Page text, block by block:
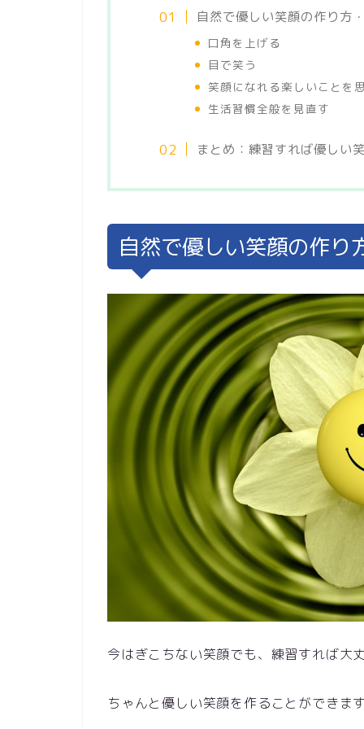
自然で優しい笑顔の作り方
口角を上げる
目で笑う
笑顔になれる楽しいことを
生活習慣全般を見直す
まとめ：練習すれば優しい
自然で優しい笑顔の作り
今はぎこちない笑顔でも、練習すれば大
ちゃんと優しい笑顔を作ることができま